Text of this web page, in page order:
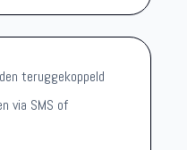
teruggekoppeld
via SMS of